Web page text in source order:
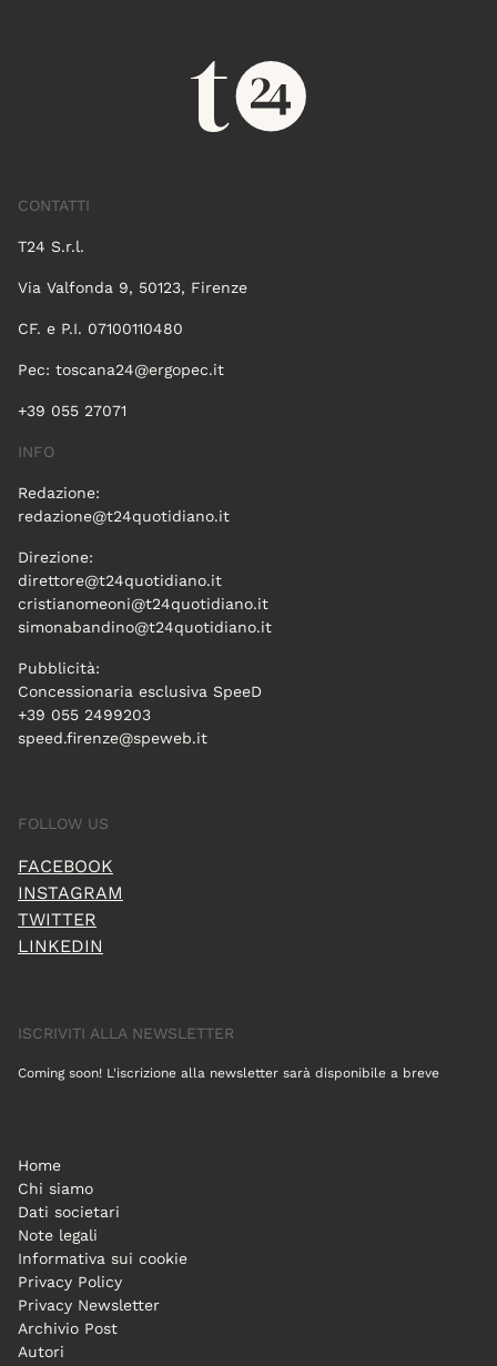
CONTATTI
T24 S.r.l.
Via Valfonda 9, 50123, Firenze
CF. e P.I. 07100110480
Pec: toscana24@ergopec.it
+39 055 27071
INFO
Redazione:
redazione@t24quotidiano.it
Direzione:
direttore@t24quotidiano.it
cristianomeoni@t24quotidiano.it
simonabandino@t24quotidiano.it
Pubblicità:
Concessionaria esclusiva SpeeD
+39 055 2499203
speed.firenze@speweb.it
FOLLOW US
FACEBOOK
INSTAGRAM
TWITTER
LINKEDIN
ISCRIVITI ALLA NEWSLETTER
Coming soon! L'iscrizione alla newsletter sarà disponibile a breve
Home
Chi siamo
Dati societari
Note legali
Informativa sui cookie
Privacy Policy
Privacy Newsletter
Archivio Post
Autori